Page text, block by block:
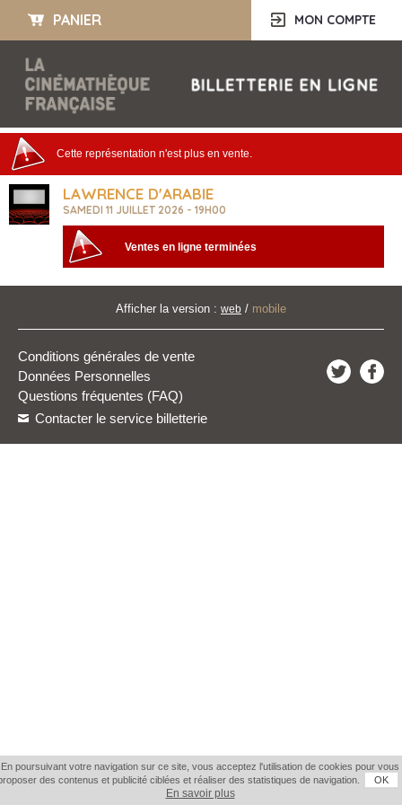
PANIER MON COMPTE
Cette représentation n'est plus en vente.
LAWRENCE D'ARABIE
SAMEDI 11 JUILLET 2026 - 19H00
Ventes en ligne terminées
Afficher la version : web / mobile
Questions fréquentes (FAQ)
Conditions générales de vente
Données Personnelles
Contacter le service billetterie
En poursuivant votre navigation sur ce site, vous acceptez l'utilisation de cookies pour vous
des contenus et publicité ciblées et réaliser des statistiques de navigation.
OK
En savoir plus